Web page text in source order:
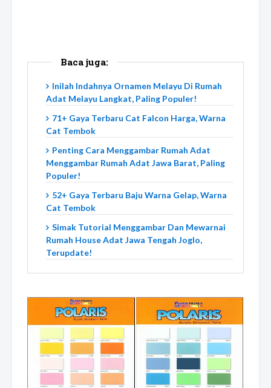
Baca juga:
Inilah Indahnya Ornamen Melayu Di Rumah
Adat Melayu Langkat, Paling Populer!
71+ Gaya Terbaru Cat Falcon Harga, Warna
Cat Tembok
Penting Cara Menggambar Rumah Adat
Menggambar Rumah Adat Jawa Barat, Paling
Populer!
52+ Gaya Terbaru Baju Warna Gelap, Warna
Cat Tembok
Simak Tutorial Menggambar Dan Mewarnai
Rumah House Adat Jawa Tengah Joglo,
Terupdate!